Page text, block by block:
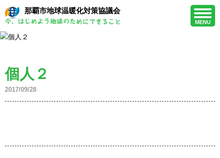
那覇市地球温暖化対策協議会
MENU
個人２
2017/09/28